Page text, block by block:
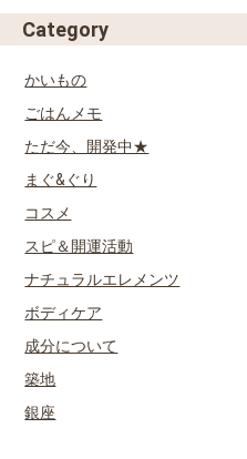
Category
かいもの
ごはんメモ
ただ今、開発中★
まぐ&ぐり
コスメ
スピ＆開運活動
ナチュラルエレメンツ
ボディケア
成分について
築地
銀座